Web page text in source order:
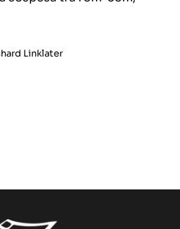
Linklater